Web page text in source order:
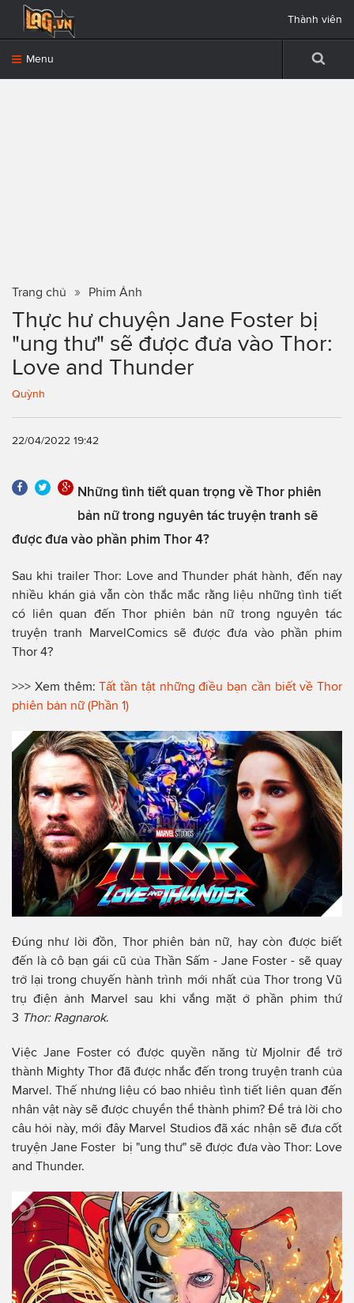
Menu
Thành viên
Trang chủ Phim Ảnh
Thực hư chuyện Jane Foster bị
"ung thư" sẽ được đưa vào Thor:
Love and Thunder
Quỳnh
22/04/2022 19:42
Những tình tiết quan trọng về Thor phiên
bản nữ trong nguyên tác truyện tranh sẽ
được đưa vào phần phim Thor 4?
Sau khi trailer Thor: Love and Thunder phát hành, đến nay
nhiều khán giả vẫn còn thắc mắc rằng liệu những tình tiết
có liên quan đến Thor phiên bản nữ trong nguyên tác
truyện tranh MarvelComics sẽ được đưa vào phần phim
Thor 4?
>>> Xem thêm:Tất tần tật những điều bạn cần biết về Thor
phiên bản nữ (Phần 1)
Đúng như lời đồn, Thor phiên bản nữ, hay còn được biết
đến là cô bạn gái cũ của Thần Sấm - Jane Foster - sẽ quay
trở lại trong chuyến hành trình mới nhất của Thor trong Vũ
trụ điện ảnh Marvel sau khi vắng mặt ở phần phim thứ
3 Thor: Ragnarok.
Việc Jane Foster có được quyền năng từ Mjolnir để trở
thành Mighty Thor đã được nhắc đến trong truyện tranh của
Marvel. Thế nhưng liệu có bao nhiêu tình tiết liên quan đến
nhân vật này sẽ được chuyển thể thành phim? Để trả lời cho
câu hỏi này, mới đây Marvel Studios đã xác nhận sẽ đưa cốt
truyện Jane Foster bị "ung thư" sẽ được đưa vào Thor: Love
and Thunder.